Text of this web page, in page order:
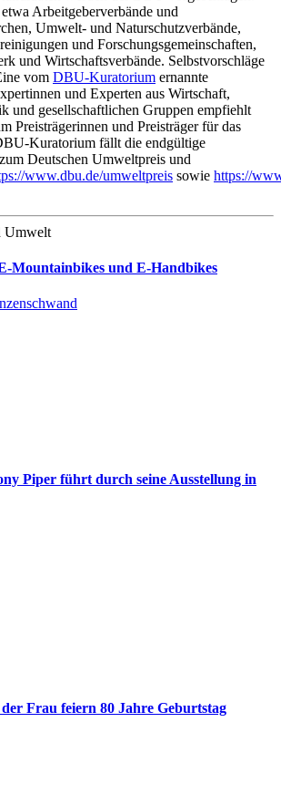
Arbeitgeberverbände und
Umwelt- und Naturschutzverbände,
und Forschungsgemeinschaften,
und Wirtschaftsverbände. Selbstvorschläge
vom DBU-Kuratorium ernannte
und Experten aus Wirtschaft,
und gesellschaftlichen Gruppen empfiehlt
Preisträgerinnen und Preisträger für das
Kuratorium fällt die endgültige
Deutschen Umweltpreis und
www.dbu.de/umweltpreis sowie https://
Umwelt
Mountainbikes und E-Handbikes
Piper führt durch seine Ausstellung in
Frau feiern 80 Jahre Geburtstag